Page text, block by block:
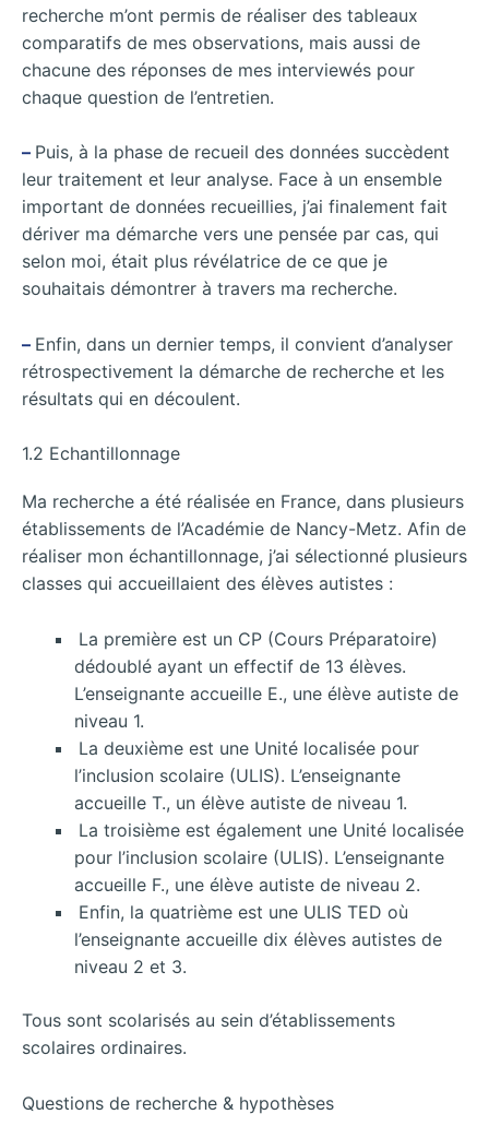
recherche m’ont permis de réaliser des tableaux
comparatifs de mes observations, mais aussi de
chacune des réponses de mes interviewés pour
chaque question de l’entretien.
– Puis, à la phase de recueil des données succèdent
leur traitement et leur analyse. Face à un ensemble
important de données recueillies, j’ai finalement fait
dériver ma démarche vers une pensée par cas, qui
selon moi, était plus révélatrice de ce que je
souhaitais démontrer à travers ma recherche.
– Enfin, dans un dernier temps, il convient d’analyser
rétrospectivement la démarche de recherche et les
résultats qui en découlent.
1.2 Echantillonnage
Ma recherche a été réalisée en France, dans plusieurs
établissements de l’Académie de Nancy-Metz. Afin de
réaliser mon échantillonnage, j’ai sélectionné plusieurs
classes qui accueillaient des élèves autistes :
La première est un CP (Cours Préparatoire)
dédoublé ayant un effectif de 13 élèves.
L’enseignante accueille E., une élève autiste de
niveau 1.
La deuxième est une Unité localisée pour
l’inclusion scolaire (ULIS). L’enseignante
accueille T., un élève autiste de niveau 1.
La troisième est également une Unité localisée
pour l’inclusion scolaire (ULIS). L’enseignante
accueille F., une élève autiste de niveau 2.
Enfin, la quatrième est une ULIS TED où
l’enseignante accueille dix élèves autistes de
niveau 2 et 3.
Tous sont scolarisés au sein d’établissements
scolaires ordinaires.
Questions de recherche & hypothèses